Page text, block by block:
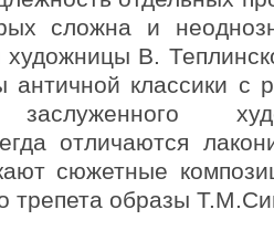
сложна и
худож­ни­цы В.
антич­ной клас­си­ки с
заслу­жен­но­го
отли­ча­ют­ся
сюжет­ные
трепета образы